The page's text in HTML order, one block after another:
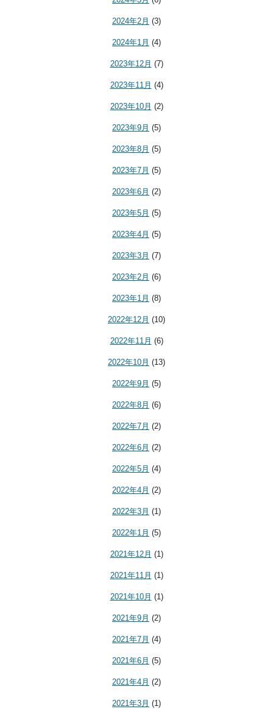
2024年2月 (3)
2024年1月 (4)
2023年12月 (7)
2023年11月 (4)
2023年10月 (2)
2023年9月 (5)
2023年8月 (5)
2023年7月 (5)
2023年6月 (2)
2023年5月 (5)
2023年4月 (5)
2023年3月 (7)
2023年2月 (6)
2023年1月 (8)
2022年12月 (10)
2022年11月 (6)
2022年10月 (13)
2022年9月 (5)
2022年8月 (6)
2022年7月 (2)
2022年6月 (2)
2022年5月 (4)
2022年4月 (2)
2022年3月 (1)
2022年1月 (5)
2021年12月 (1)
2021年11月 (1)
2021年10月 (1)
2021年9月 (2)
2021年7月 (4)
2021年6月 (5)
2021年4月 (2)
2021年3月 (1)